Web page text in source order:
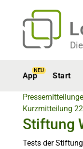
App
NEU
Start
Kurzmitteilung
Stiftung
Tests der